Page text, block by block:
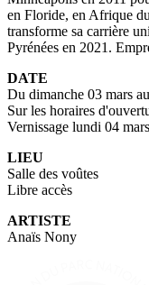
en Floride, en Afrique
transforme sa carrière
Pyrénées en 2021.
DATE
Du dimanche 03 mars
Sur les horaires
Vernissage lundi 04
LIEU
Salle des voûtes
Libre accès
ARTISTE
Anaïs Nony